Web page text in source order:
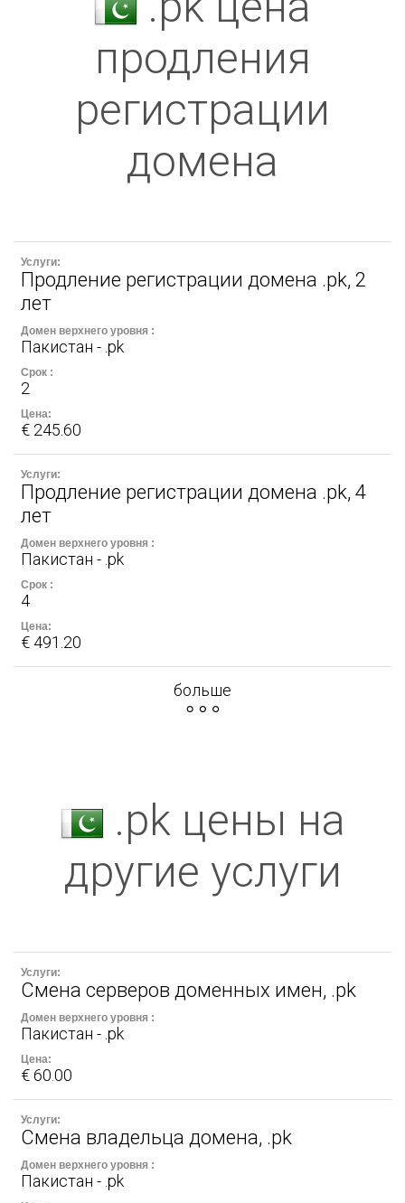
продления
регистрации
домена
Продление регистрации домена .pk, 2
лет
Пакистан - .pk
2
€ 245.60
Продление регистрации домена .pk, 4
лет
Пакистан - .pk
4
€ 491.20
больше
.pk цены на
другие услуги
Смена серверов доменных имен, .pk
Пакистан - .pk
€ 60.00
Смена владельца домена, .pk
Пакистан - .pk